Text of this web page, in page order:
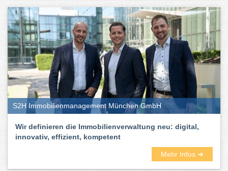
S2H Immobilienmanagement München GmbH
Wir definieren die Immobilienverwaltung neu: digital,
innovativ, effizient, kompetent
Mehr Infos ➜